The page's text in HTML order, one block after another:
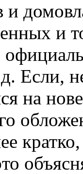
и
и
Если,
на